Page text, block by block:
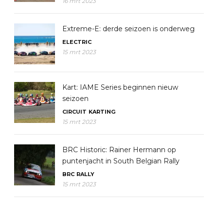
Extreme-E: derde seizoen is onderweg
ELECTRIC
15 mrt 2023
Kart: IAME Series beginnen nieuw
seizoen
CIRCUIT KARTING
15 mrt 2023
BRC Historic: Rainer Hermann op
puntenjacht in South Belgian Rally
BRC RALLY
15 mrt 2023